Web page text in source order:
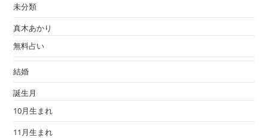
未分類
真木あかり
無料占い
結婚
誕生月
10月生まれ
11月生まれ